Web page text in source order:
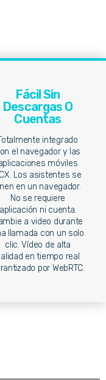
Fácil Sin
Descargas O
Cuentas
integrado
el navegador y las
móviles
Los asistentes se
en un navegador.
No se requiere
aplicación ni cuenta.
a video durante
llamada con un solo
clic. Vídeo de alta
en tiempo real
por WebRTC.